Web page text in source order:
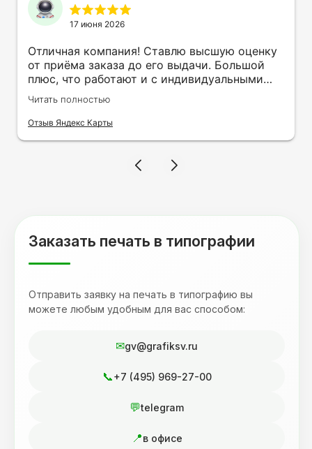
17 июня 2026
Отличная компания! Ставлю высшую оценку
от приёма заказа до его выдачи. Большой
плюс, что работают и с индивидуальными
заказами. Нелбходимо было нанести принт
на кружку в подарок. Заказ был исполнен
оперативно и ооочень красиво, даже не
терпеливость, отвечала на все мои вопросы.
Читать полностью
Отзыв Яндекс Карты
Заказать печать в типографии
Отправить заявку на печать в типографию вы
можете любым удобным для вас способом:
gv@grafiksv.ru
+7 (495) 969-27-00
telegram
в офисе